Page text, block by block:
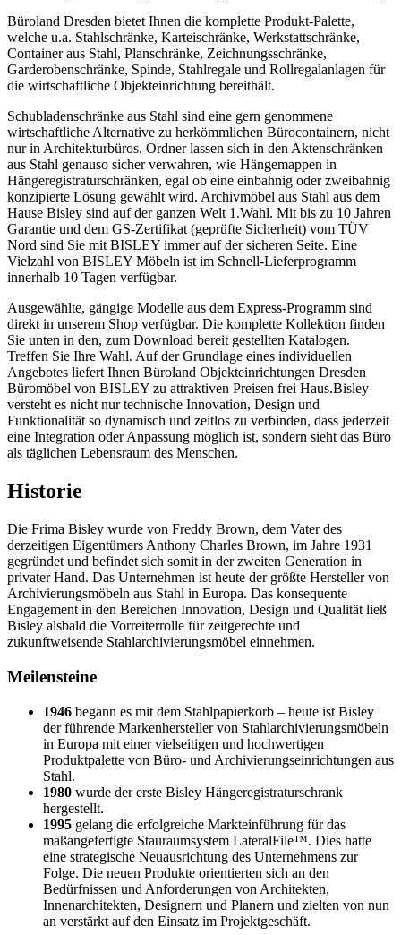
Büroland Dresden bietet Ihnen die komplette Produkt-Palette,
welche u.a. Stahlschränke, Karteischränke, Werkstattschränke,
Container aus Stahl, Planschränke, Zeichnungsschränke,
Garderobenschränke, Spinde, Stahlregale und Rollregalanlagen für
die wirtschaftliche Objekteinrichtung bereithält.
Schubladenschränke aus Stahl sind eine gern genommene
wirtschaftliche Alternative zu herkömmlichen Bürocontainern, nicht
nur in Architekturbüros. Ordner lassen sich in den Aktenschränken
aus Stahl genauso sicher verwahren, wie Hängemappen in
Hängeregistraturschränken, egal ob eine einbahnig oder zweibahnig
konzipierte Lösung gewählt wird. Archivmöbel aus Stahl aus dem
Hause Bisley sind auf der ganzen Welt 1.Wahl. Mit bis zu 10 Jahren
Garantie und dem GS-Zertifikat (geprüfte Sicherheit) vom TÜV
Nord sind Sie mit BISLEY immer auf der sicheren Seite. Eine
Vielzahl von BISLEY Möbeln ist im Schnell-Lieferprogramm
innerhalb 10 Tagen verfügbar.
Ausgewählte, gängige Modelle aus dem Express-Programm sind
direkt in unserem Shop verfügbar. Die komplette Kollektion finden
Sie unten in den, zum Download bereit gestellten Katalogen.
Treffen Sie Ihre Wahl. Auf der Grundlage eines individuellen
Angebotes liefert Ihnen Büroland Objekteinrichtungen Dresden
Büromöbel von BISLEY zu attraktiven Preisen frei Haus.Bisley
versteht es nicht nur technische Innovation, Design und
Funktionalität so dynamisch und zeitlos zu verbinden, dass jederzeit
eine Integration oder Anpassung möglich ist, sondern sieht das Büro
als täglichen Lebensraum des Menschen.
Historie
Die Frima Bisley wurde von Freddy Brown, dem Vater des
derzeitigen Eigentümers Anthony Charles Brown, im Jahre 1931
gegründet und befindet sich somit in der zweiten Generation in
privater Hand. Das Unternehmen ist heute der größte Hersteller von
Archivierungsmöbeln aus Stahl in Europa. Das konsequente
Engagement in den Bereichen Innovation, Design und Qualität ließ
Bisley alsbald die Vorreiterrolle für zeitgerechte und
zukunftweisende Stahlarchivierungsmöbel einnehmen.
Meilensteine
1946 begann es mit dem Stahlpapierkorb – heute ist Bisley
der führende Markenhersteller von Stahlarchivierungsmöbeln
in Europa mit einer vielseitigen und hochwertigen
Produktpalette von Büro- und Archivierungseinrichtungen aus
Stahl.
1980 wurde der erste Bisley Hängeregistraturschrank
hergestellt.
1995 gelang die erfolgreiche Markteinführung für das
maßangefertigte Stauraumsystem LateralFile™. Dies hatte
eine strategische Neuausrichtung des Unternehmens zur
Folge. Die neuen Produkte orientierten sich an den
Bedürfnissen und Anforderungen von Architekten,
Innenarchitekten, Designern und Planern und zielten von nun
an verstärkt auf den Einsatz im Projektgeschäft.